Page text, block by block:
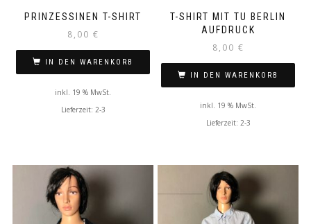
PRINZESSINEN T-SHIRT
8,00 €
IN DEN WARENKORB
inkl. 19 % MwSt.
Lieferzeit: 2-3
T-SHIRT MIT TU BERLIN
AUFDRUCK
8,00 €
IN DEN WARENKORB
inkl. 19 % MwSt.
Lieferzeit: 2-3